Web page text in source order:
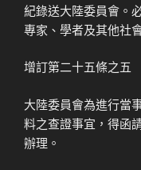
紀錄送大陸委員會。
專家、學者及其他社
增訂第二十五條之五
大陸委員會為進行當
料之查證事宜，得函
辦理。